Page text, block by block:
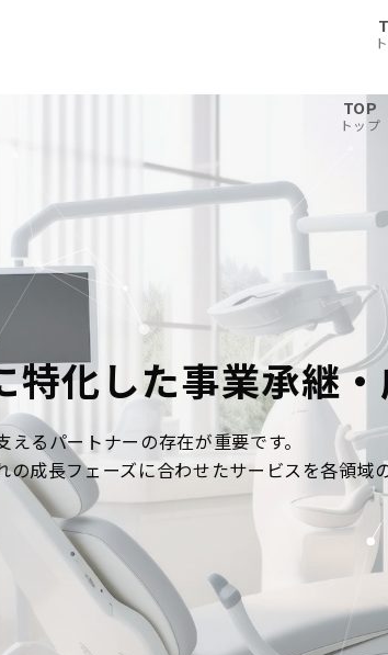
TOP
トップ
特化した事業承継
るパートナーの存在が重要です。
の成長フェーズに合わせたサービスを各領域